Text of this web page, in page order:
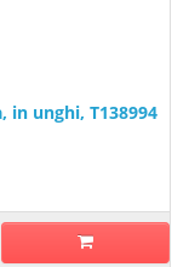
in unghi, T138994